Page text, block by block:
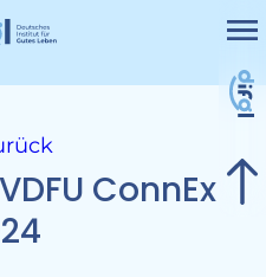
ConnEx